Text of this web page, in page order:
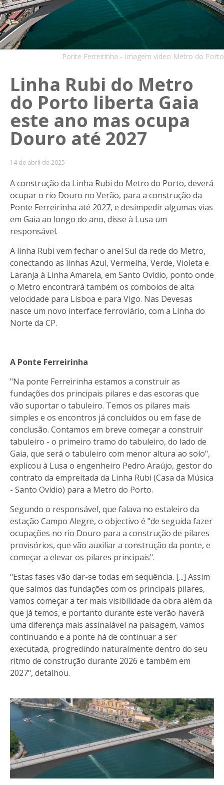
Ponte Ferreirinha - Imagem vídeo Metro do Porto
Linha Rubi do Metro
do Porto liberta Gaia
este ano mas ocupa
Douro até 2027
14 de abril de 2025
A construção da Linha Rubi do Metro do Porto, deverá
ocupar o rio Douro no Verão, para a construção da
Ponte Ferreirinha até 2027, e desimpedir algumas vias
em Gaia ao longo do ano, disse à Lusa um
responsável.
A linha Rubi vem fechar o anel Sul da rede do Metro,
conectando as linhas Azul, Vermelha, Verde, Violeta e
Laranja à Linha Amarela, em Santo Ovídio, ponto onde
o Metro encontrará também os comboios de alta
velocidade para Lisboa e para Vigo. Nas Devesas
nasce um novo interface ferroviário, com a Linha do
Norte da CP.
A Ponte Ferreirinha
"Na ponte Ferreirinha estamos a construir as
fundações dos principais pilares e das escoras que
vão suportar o tabuleiro. Temos os pilares mais
simples e os encontros já concluídos ou em fase de
conclusão. Contamos em breve começar a construir
tabuleiro - o primeiro tramo do tabuleiro, do lado de
Gaia, que será o tabuleiro com menor altura ao solo",
explicou à Lusa o engenheiro Pedro Araújo, gestor do
contrato da empreitada da Linha Rubi (Casa da Música
- Santo Ovídio) para a Metro do Porto.
Segundo o responsável, que falava no estaleiro da
estação Campo Alegre, o objectivo é "de seguida fazer
ocupações no rio Douro para a construção de pilares
provisórios, que vão auxiliar a construção da ponte, e
começar a elevar os pilares principais".
"Estas fases vão dar-se todas em sequência. [...] Assim
que saímos das fundações com os principais pilares,
vamos começar a ter mais visibilidade da obra além da
que já temos, e portanto durante este verão haverá
uma diferença mais assinalável na paisagem, vamos
continuando e a ponte há de continuar a ser
executada, progredindo naturalmente dentro do seu
ritmo de construção durante 2026 e também em
2027", detalhou.